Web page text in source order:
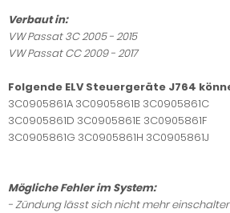
Verbaut in:
VW Passat 3C 2005 - 2015
VW Passat CC 2009 - 2017
Folgende ELV Steuergeräte J764
3C0905861A 3C0905861B 3C0905861C
3C0905861D 3C0905861E 3C0905861F
3C0905861G 3C0905861H 3C0905861J
Mögliche Fehler im System:
- Zündung lässt sich nicht mehr